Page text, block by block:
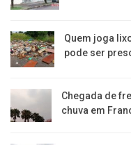
​Quem joga
pode ser
Chegada de
chuva em